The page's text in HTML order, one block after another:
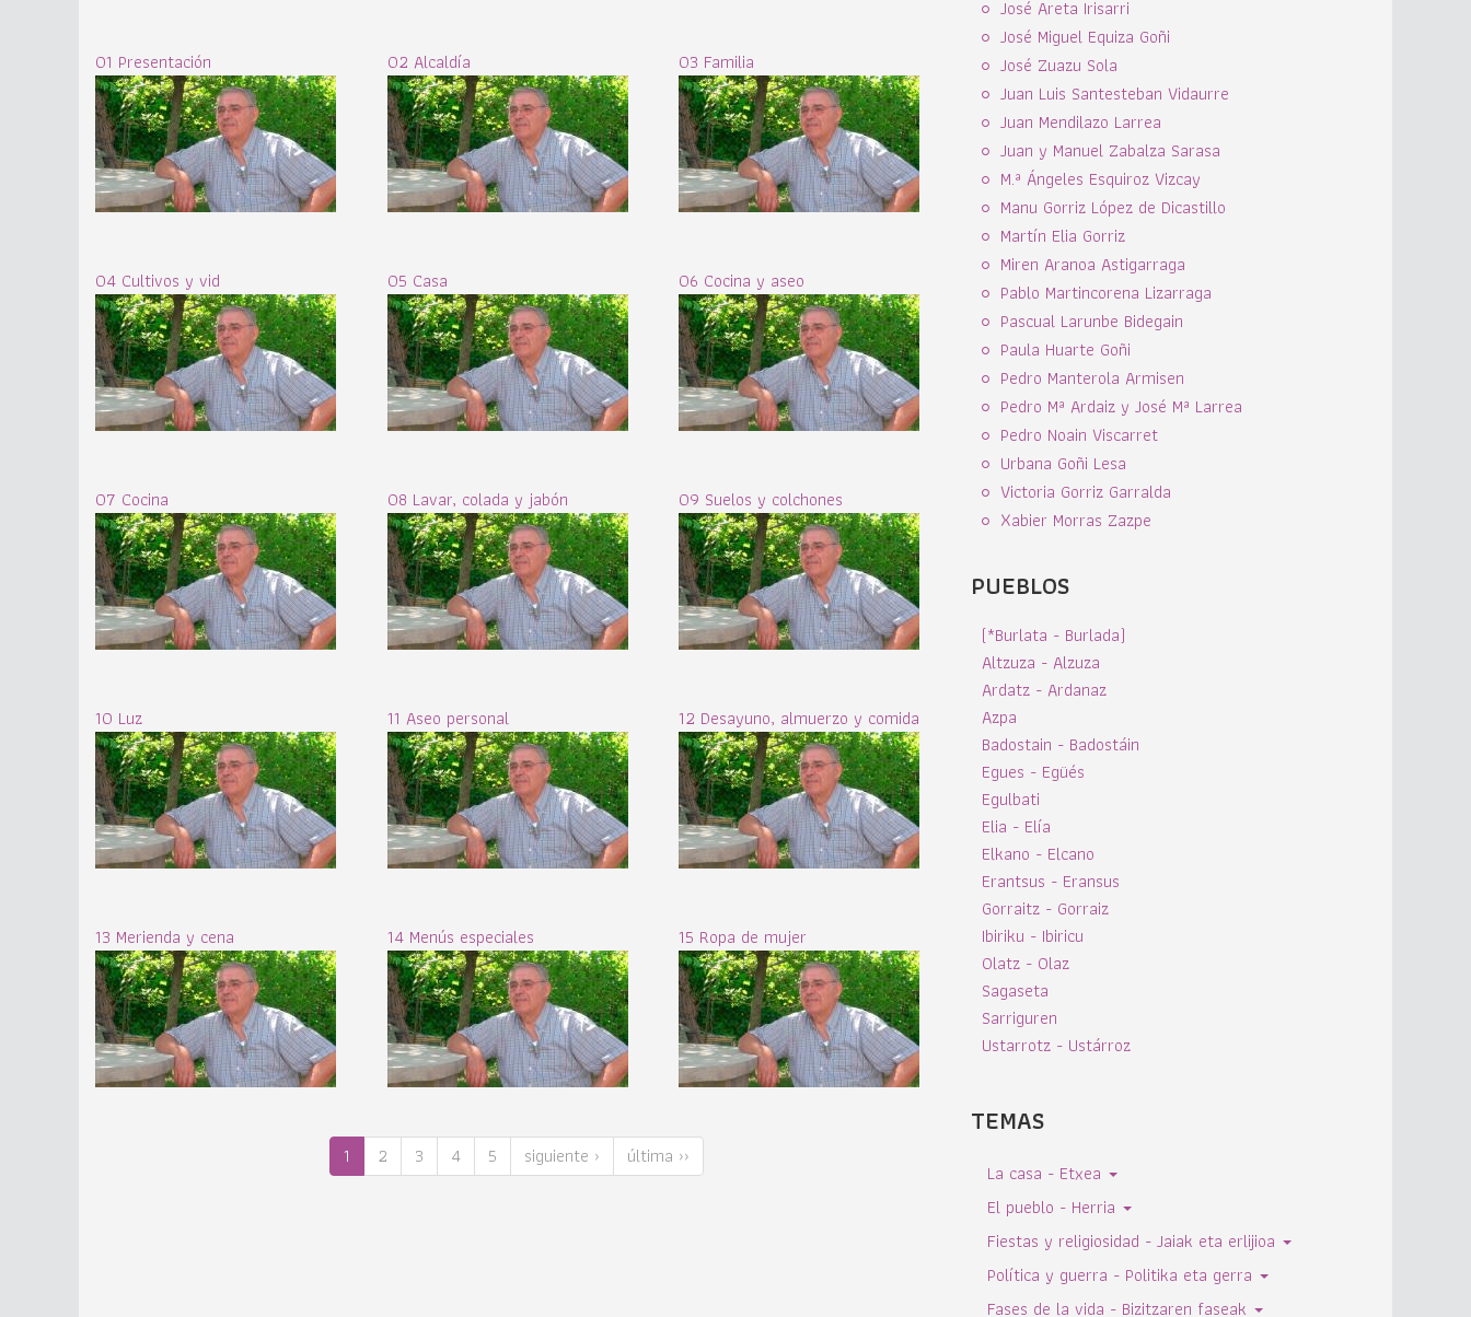
01 Presentación 02 Alcaldía 03 Familia
04 Cultivos y vid 05 Casa 06 Cocina y aseo
07 Cocina 08 Lavar, colada y jabón 09 Suelos y colchones
10 Luz 11 Aseo personal 12 Desayuno, almuerzo y comida
13 Merienda y cena 14 Menús especiales 15 Ropa de mujer
1 2 3 4 5 siguiente › última ››
José Areta Irisarri
José Miguel Equiza Goñi
José Zuazu Sola
Juan Luis Santesteban Vidaurre
Juan Mendilazo Larrea
Juan y Manuel Zabalza Sarasa
M.ª Ángeles Esquiroz Vizcay
Manu Gorriz López de Dicastillo
Martín Elia Gorriz
Miren Aranoa Astigarraga
Pablo Martincorena Lizarraga
Pascual Larunbe Bidegain
Paula Huarte Goñi
Pedro Manterola Armisen
Pedro Mª Ardaiz y José Mª Larrea
Pedro Noain Viscarret
Urbana Goñi Lesa
Victoria Gorriz Garralda
Xabier Morras Zazpe
PUEBLOS
(*Burlata - Burlada)
Altzuza - Alzuza
Ardatz - Ardanaz
Azpa
Badostain - Badostáin
Egues - Egüés
Egulbati
Elia - Elía
Elkano - Elcano
Erantsus - Eransus
Gorraitz - Gorraiz
Ibiriku - Ibiricu
Olatz - Olaz
Sagaseta
Sarriguren
Ustarrotz - Ustárroz
TEMAS
La casa - Etxea
El pueblo - Herria
Fiestas y religiosidad - Jaiak eta erlijioa
Política y guerra - Politika eta gerra
Fases de la vida - Bizitzaren faseak